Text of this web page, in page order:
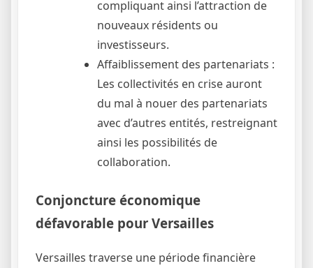
compliquant ainsi l’attraction de
nouveaux résidents ou
investisseurs.
Affaiblissement des partenariats :
Les collectivités en crise auront
du mal à nouer des partenariats
avec d’autres entités, restreignant
ainsi les possibilités de
collaboration.
Conjoncture économique
défavorable pour Versailles
Versailles traverse une période financière